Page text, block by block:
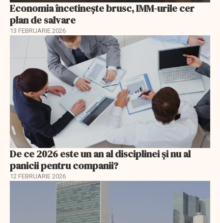
Economia încetinește brusc, IMM-urile cer
plan de salvare
13 FEBRUARIE 2026
De ce 2026 este un an al disciplinei și nu al
panicii pentru companii?
12 FEBRUARIE 2026